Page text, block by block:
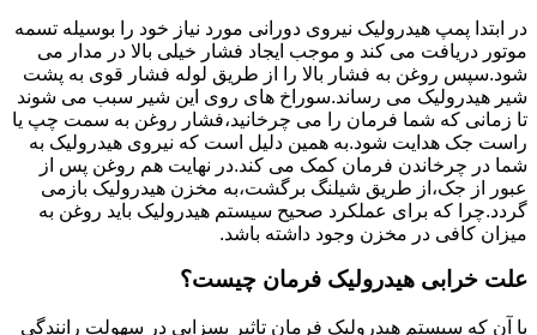
در ابتدا پمپ هیدرولیک نیروی دورانی مورد نیاز خود را بوسیله تسمه
موتور دریافت می کند و موجب ایجاد فشار خیلی بالا در مدار می
شود.سپس روغن به فشار بالا را از طریق لوله فشار قوی به پشت
شیر هیدرولیک می رساند.سوراخ های روی این شیر سبب می شوند
تا زمانی که شما فرمان را می چرخانید،فشار روغن به سمت چپ یا
راست جک هدایت شود.به همین دلیل است که نیروی هیدرولیک به
شما در چرخاندن فرمان کمک می کند.در نهایت هم روغن پس از
عبور از جک،از طریق شیلنگ برگشت،به مخزن هیدرولیک بازمی
گردد.چرا که برای عملکرد صحیح سیستم هیدرولیک باید روغن به
میزان کافی در مخزن وجود داشته باشد.
علت خرابی هیدرولیک فرمان چیست؟
با آن که سیستم هیدرولیک فرمان تاثیر بسزایی در سهولت رانندگی